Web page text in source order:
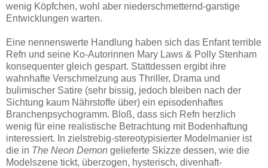
wenig Köpfchen, wohl aber niederschmetternd-garstige
Entwicklungen warten.
Eine nennenswerte Handlung haben sich das Enfant terrible
Refn und seine Ko-Autorinnen Mary Laws & Polly Stenham
konsequenter gleich gespart. Stattdessen ergibt ihre
wahnhafte Verschmelzung aus Thriller, Drama und
bulimischer Satire (sehr bissig, jedoch bleiben nach der
Sichtung kaum Nährstoffe über) ein episodenhaftes
Branchenpsychogramm. Bloß, dass sich Refn herzlich
wenig für eine realistische Betrachtung mit Bodenhaftung
interessiert. In zielstrebig-stereotypisierter Modelmanier ist
die in The Neon Demon gelieferte Skizze dessen, wie die
Modelszene tickt, überzogen, hysterisch, divenhaft-